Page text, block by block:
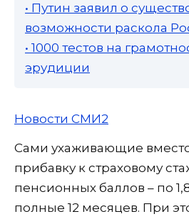
• Путин заявил о
возможности раскола
• 1000 тестов на
эрудиции
Новости СМИ2
Сами ухаживающие
прибавку к страховому
пенсионных баллов – по
полные 12 месяцев. При